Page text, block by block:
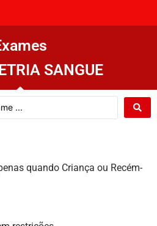
SANGUE
quando Criança ou Recém-